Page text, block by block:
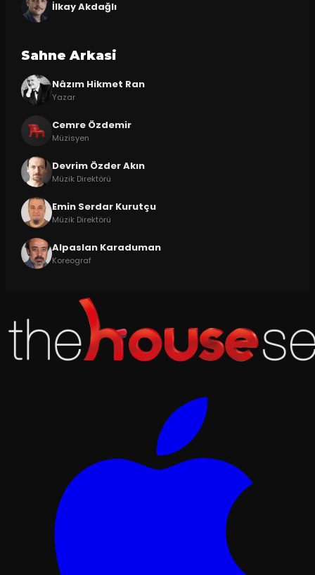
İlkay Akdağlı
Sahne Arkasi
Nâzım Hikmet Ran
Yazar
Cemre Özdemir
Müzisyen
Devrim Özder Akın
Müzik Direktörü
Emin Serdar Kurutçu
Müzik Direktörü
Alpaslan Karaduman
Koreograf